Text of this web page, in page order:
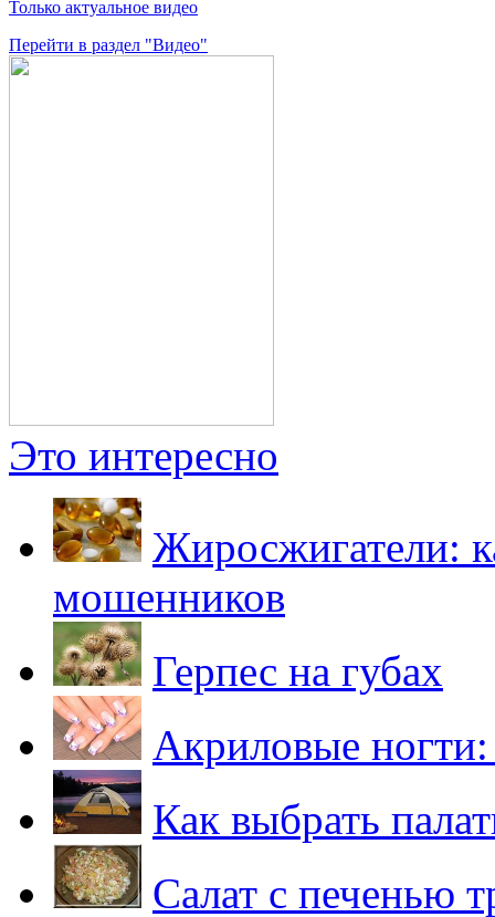
Только актуальное видео
Перейти в раздел "Видео"
Это интересно
Жиросжигатели:
мошенников
Герпес на губах
Акриловые ногти:
Как выбрать
Салат с печенью